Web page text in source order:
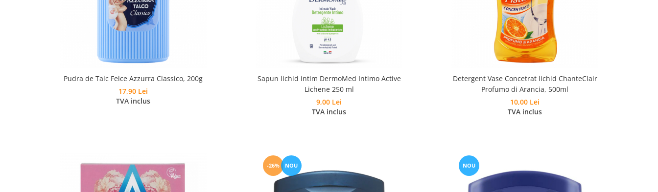
Pudra de Talc Felce Azzurra Classico, 200g
17,90 Lei
TVA inclus
Sapun lichid intim DermoMed Intimo Active
Lichene 250 ml
9,00 Lei
TVA inclus
Detergent Vase Concetrat lichid ChanteClair
Profumo di Arancia, 500ml
10,00 Lei
TVA inclus
-26% NOU NOU